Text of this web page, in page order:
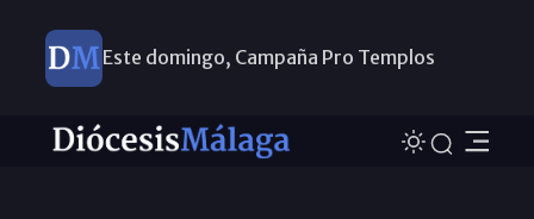
Este domingo, Campaña Pro Templos